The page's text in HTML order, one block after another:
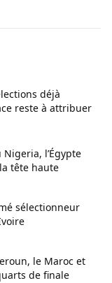
déjà
reste à attribuer
l’Égypte
tête haute
sélectionneur
le Maroc et
de finale